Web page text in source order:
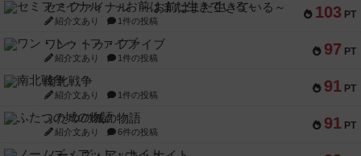
103 PT
セミファイナル ～お前はまだ生きている～
紹介文あり 1件の投稿
97 PT
ワン・トゥ・ファイブ
紹介文あり 1件の投稿
91 PT
南北戦争
紹介文あり 1件の投稿
91 PT
ふたつの城の物語
紹介文あり 6件の投稿